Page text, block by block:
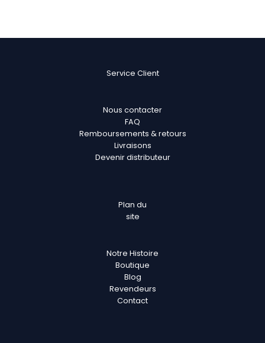
Service Client
Nous contacter
FAQ
Remboursements & retours
Livraisons
Devenir distributeur
Plan du
site
Notre Histoire
Boutique
Blog
Revendeurs
Contact